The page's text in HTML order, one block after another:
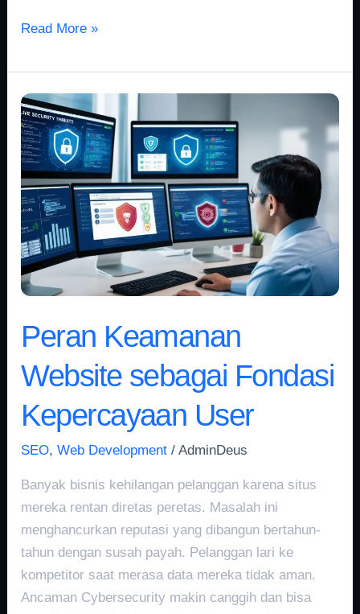
Read More »
Peran Keamanan
Website sebagai Fondasi
Kepercayaan User
SEO,Web Development /AdminDeus
Banyak bisnis kehilangan pelanggan karena situs
mereka rentan diretas peretas. Masalah ini
menghancurkan reputasi yang dibangun bertahun-
tahun dengan susah payah. Pelanggan lari ke
kompetitor saat merasa data mereka tidak aman.
Ancaman Cybersecurity makin canggih dan bisa
Peran
Keamanan
Website
sebagai
Fondasi
Kepercayaan
User